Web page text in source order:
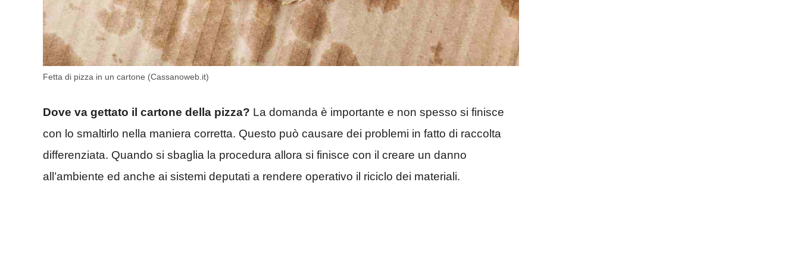
Fetta di pizza in un cartone (Cassanoweb.it)
Dove va gettato il cartone della pizza? La domanda è importante e non spesso si finisce
con lo smaltirlo nella maniera corretta. Questo può causare dei problemi in fatto di raccolta
differenziata. Quando si sbaglia la procedura allora si finisce con il creare un danno
all’ambiente ed anche ai sistemi deputati a rendere operativo il riciclo dei materiali.